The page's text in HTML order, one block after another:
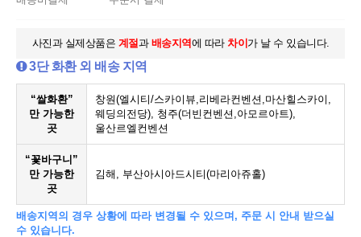
사진과 실제상품은 계절과 배송지역에 따라 차이 가 날 수 있습니다.
3단 화환 외 배송 지역
“쌀화환”
만 가능한
곳
창원(엘시티/스카이뷰,리베라컨벤션,마산힐스카이,
웨딩의전당), 청주(더빈컨벤션,아모르아트),
울산르엘컨벤션
“꽃바구니”
만 가능한
곳
김해, 부산아시아드시티(마리아쥬홀)
배송지역의 경우 상황에 따라 변경될 수 있으며, 주문 시 안내 받으실
수 있습니다.